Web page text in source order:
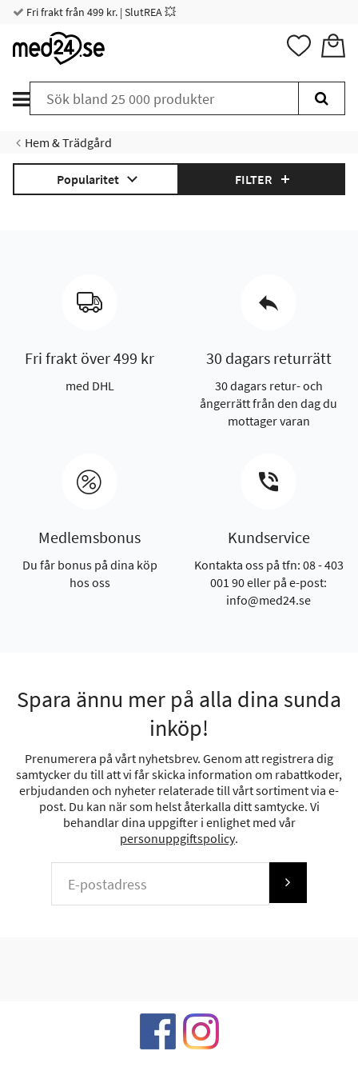
Fri frakt från 499 kr. | SlutREA 💥
Hem & Trädgård
Popularitet FILTER
Fri frakt över 499 kr
med DHL
30 dagars returrätt
30 dagars retur- och
ångerrätt från den dag du
mottager varan
Medlemsbonus
Du får bonus på dina köp
hos oss
Kundservice
Kontakta oss på tfn: 08 - 403
001 90 eller på e-post:
info@med24.se
Spara ännu mer på alla dina sunda
inköp!
Prenumerera på vårt nyhetsbrev. Genom att registrera dig
samtycker du till att vi får skicka information om rabattkoder,
erbjudanden och nyheter relaterade till vårt sortiment via e-
post. Du kan när som helst återkalla ditt samtycke. Vi
behandlar dina uppgifter i enlighet med vår
personuppgiftspolicy.